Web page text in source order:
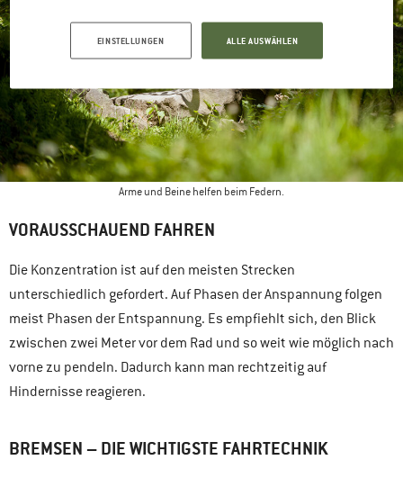
Arme und Beine helfen beim Federn.
VORAUSSCHAUEND FAHREN
Die Konzentration ist auf den meisten Strecken
unterschiedlich gefordert. Auf Phasen der Anspannung folgen
meist Phasen der Entspannung. Es empfiehlt sich, den Blick
zwischen zwei Meter vor dem Rad und so weit wie möglich nach
vorne zu pendeln. Dadurch kann man rechtzeitig auf
Hindernisse reagieren.
BREMSEN – DIE WICHTIGSTE FAHRTECHNIK
EINSTELLUNGEN ALLE AUSWÄHLEN